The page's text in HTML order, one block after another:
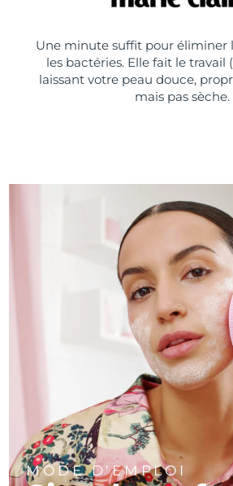
Une minute suffit pour éliminer
les bactéries. Elle fait le travail
laissant votre peau douce,
mais pas sèche.
MODE D'EMPLOI